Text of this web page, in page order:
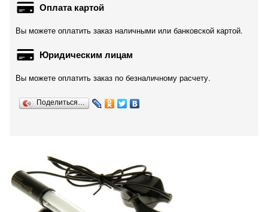
Оплата картой
Вы можете оплатить заказ наличными или банковской картой.
Юридическим лицам
Вы можете оплатить заказ по безналичному расчету.
Поделиться…